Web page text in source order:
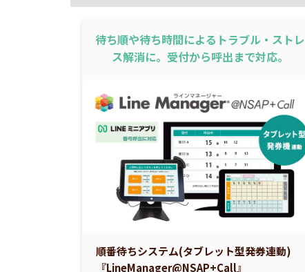
待ち順や待ち時間によるトラブル・ストレ
ス解消に。受付から呼出まで対応。
順番待ちシステム(タブレット型発券連動)
『LineManager@NSAP+Call』